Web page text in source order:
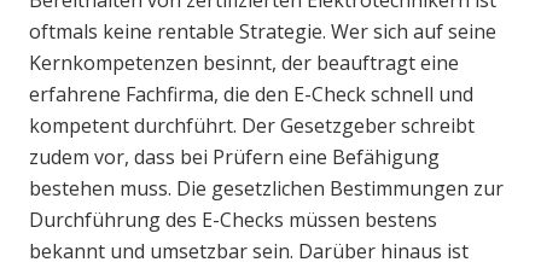
oftmals keine rentable Strategie. Wer sich auf seine
Kernkompetenzen besinnt, der beauftragt eine
erfahrene Fachfirma, die den E-Check schnell und
kompetent durchführt. Der Gesetzgeber schreibt
zudem vor, dass bei Prüfern eine Befähigung
bestehen muss. Die gesetzlichen Bestimmungen zur
Durchführung des E-Checks müssen bestens
bekannt und umsetzbar sein. Darüber hinaus ist